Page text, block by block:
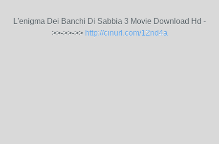
L'enigma Dei Banchi Di Sabbia 3 Movie Download Hd -
>>->>->> http://cinurl.com/12nd4a